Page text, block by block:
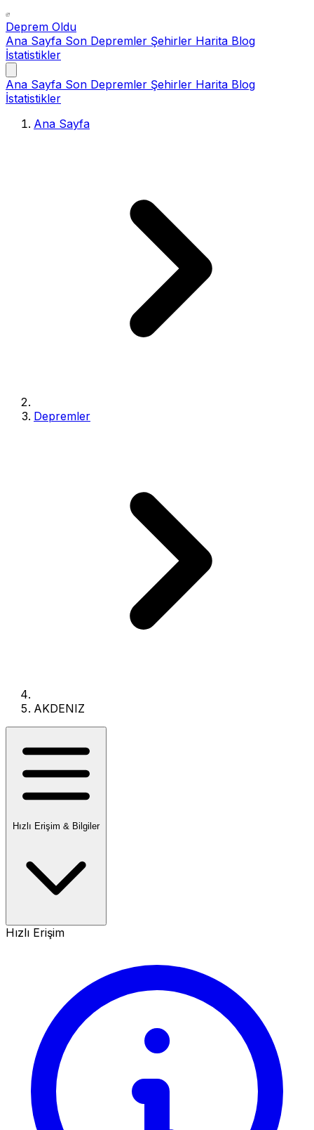
Deprem Oldu
Ana Sayfa Son Depremler Şehirler Harita Blog
İstatistikler
Ana Sayfa Son Depremler Şehirler Harita Blog
İstatistikler
Ana Sayfa
Depremler
AKDENIZ
Hızlı Erişim & Bilgiler
Hızlı Erişim